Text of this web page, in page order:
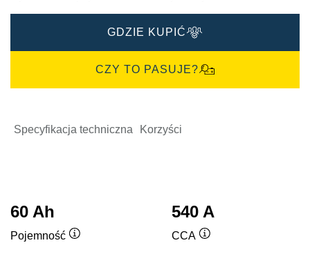
GDZIE KUPIĆ
CZY TO PASUJE?
Specyfikacja techniczna Korzyści
60 Ah
Pojemność
540 A
CCA